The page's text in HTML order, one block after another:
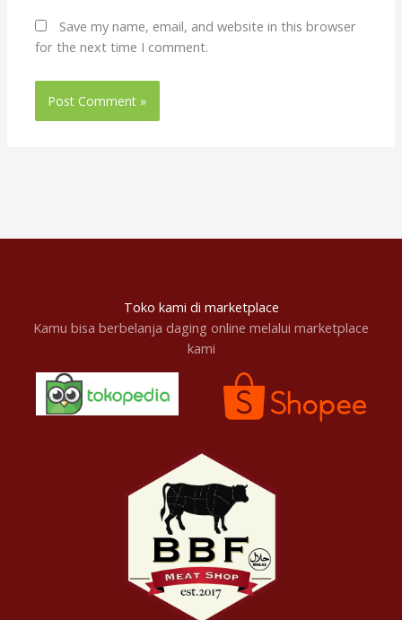
Save my name, email, and website in this browser
for the next time I comment.
Toko kami di marketplace
Kamu bisa berbelanja daging online melalui marketplace
kami